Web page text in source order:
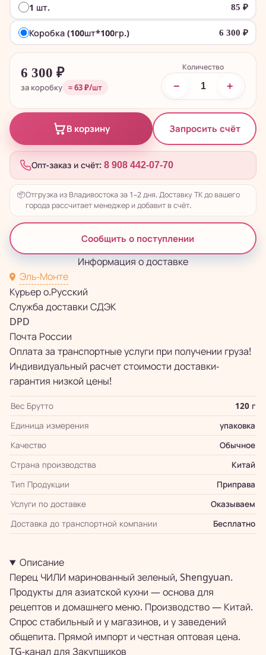
1 шт. 85 ₽
Коробка (100шт*100гр.) 6 300 ₽
6 300 ₽
за коробку ≈ 63 ₽/шт
Количество
− +
В корзину Запросить счёт
Опт-заказ и счёт: 8 908 442-07-70
📦Отгрузка из Владивостока за 1–2 дня. Доставку ТК до вашего
города рассчитает менеджер и добавит в счёт.
Сообщить о поступлении
Информация о доставке
Эль-Монте
Курьер о.Русский
Служба доставки СДЭК
DPD
Почта России
Оплата за транспортные услуги при получении груза!
Индивидуальный расчет стоимости доставки-
гарантия низкой цены!
Вес Брутто
120 г
Единица измерения
упаковка
Качество
Обычное
Страна производства
Китай
Тип Продукции
Приправа
Услуги по доставке
Оказываем
Доставка до транспортной компании
Бесплатно
Описание
Перец ЧИЛИ маринованный зеленый, Shengyuan.
Продукты для азиатской кухни — основа для
рецептов и домашнего меню. Производство — Китай.
Спрос стабильный и у магазинов, и у заведений
общепита. Прямой импорт и честная оптовая цена.
TG-канал для Закупщиков